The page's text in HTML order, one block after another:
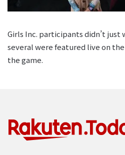
Girls Inc. participants didn’t just
several were featured live on
the game.